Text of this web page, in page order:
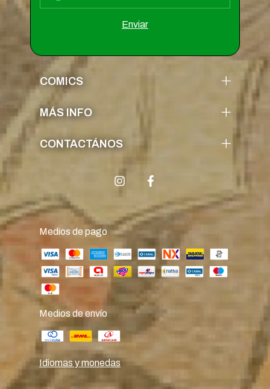
COMICS
MÁS INFO
CONTACTÁNOS
Medios de pago
Medios de envío
Idiomas y monedas